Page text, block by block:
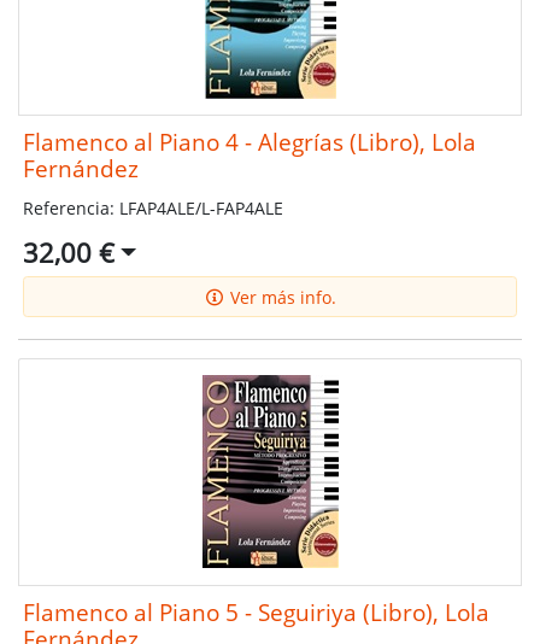
Flamenco al Piano 4 - Alegrías (Libro), Lola
Fernández
Referencia: LFAP4ALE/L-FAP4ALE
32,00 €
Ver más info.
Flamenco al Piano 5 - Seguiriya (Libro), Lola